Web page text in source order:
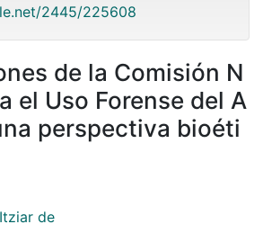
2445/225608
de la Comisión N
el Uso Forense del A
perspectiva bioéti
de